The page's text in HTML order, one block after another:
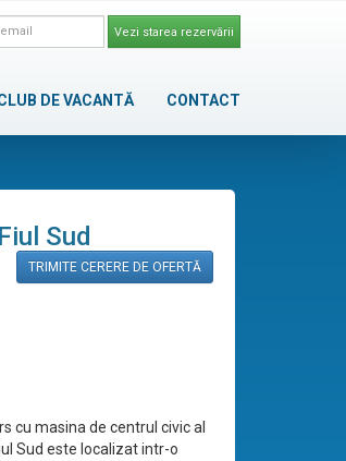
Vezi starea rezervării
DE VACANTĂ CONTACT
Sud
TRIMITE CERERE DE OFERTĂ
cu masina de centrul civic al
Sud este localizat intr-o